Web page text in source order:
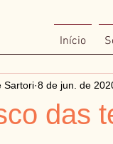
Início
das
Sartori 8 de jun. de